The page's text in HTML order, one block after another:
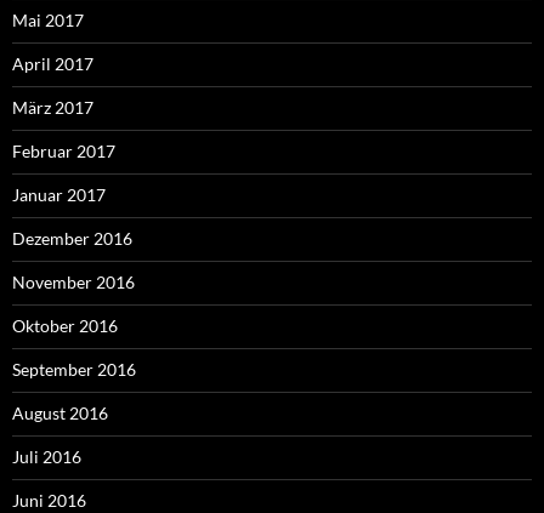
Mai 2017
April 2017
März 2017
Februar 2017
Januar 2017
Dezember 2016
November 2016
Oktober 2016
September 2016
August 2016
Juli 2016
Juni 2016